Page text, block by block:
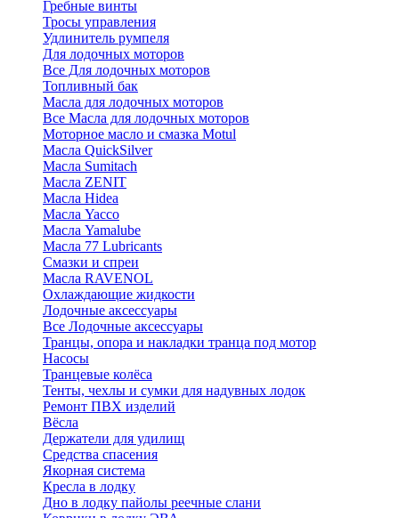
Гребные винты
Тросы управления
Удлинитель румпеля
Для лодочных моторов
Все Для лодочных моторов
Топливный бак
Масла для лодочных моторов
Все Масла для лодочных моторов
Моторное масло и смазка Motul
Масла QuickSilver
Масла Sumitach
Масла ZENIT
Масла Hidea
Масла Yacco
Масла Yamalube
Масла 77 Lubricants
Смазки и спреи
Масла RAVENOL
Охлаждающие жидкости
Лодочные аксессуары
Все Лодочные аксессуары
Транцы, опора и накладки транца под мотор
Насосы
Транцевые колёса
Тенты, чехлы и сумки для надувных лодок
Ремонт ПВХ изделий
Вёсла
Держатели для удилищ
Средства спасения
Якорная система
Кресла в лодку
Дно в лодку пайолы реечные слани